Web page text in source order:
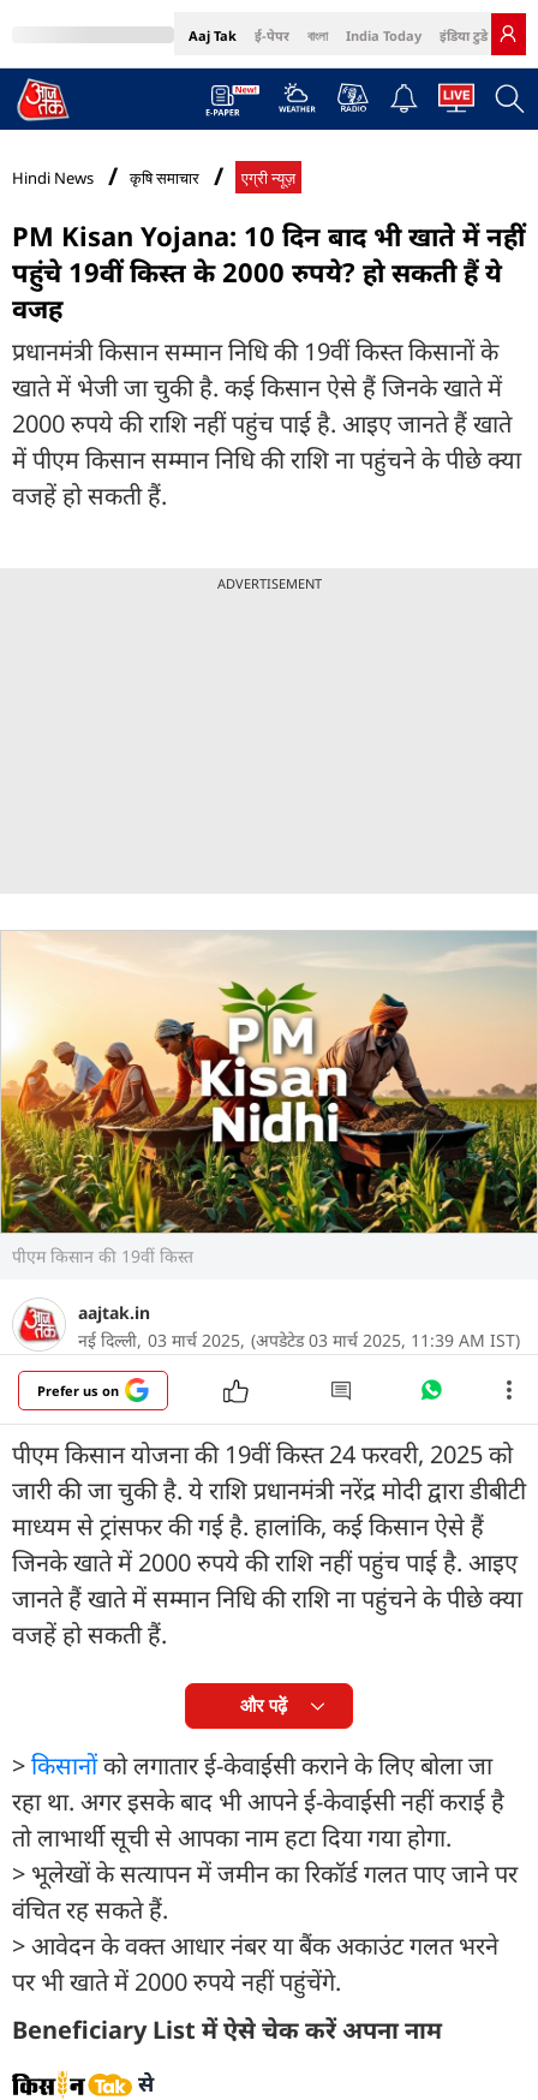
Aaj Tak ई-पेपर বাংলা India Today इंडिया टुडे हिंदी
Northeast
Hindi News कृषि समाचार एग्री न्यूज़
PM Kisan Yojana: 10 दिन बाद भी खाते में नहीं
पहुंचे 19वीं किस्त के 2000 रुपये? हो सकती हैं ये
वजह
प्रधानमंत्री किसान सम्मान निधि की 19वीं किस्त किसानों के
खाते में भेजी जा चुकी है. कई किसान ऐसे हैं जिनके खाते में
2000 रुपये की राशि नहीं पहुंच पाई है. आइए जानते हैं खाते
में पीएम किसान सम्मान निधि की राशि ना पहुंचने के पीछे क्या
वजहें हो सकती हैं.
ADVERTISEMENT
पीएम किसान की 19वीं किस्त
aajtak.in
नई दिल्ली, 03 मार्च 2025, (अपडेटेड 03 मार्च 2025, 11:39 AM IST)
Prefer us on
पीएम किसान योजना की 19वीं किस्त 24 फरवरी, 2025 को
जारी की जा चुकी है. ये राशि प्रधानमंत्री नरेंद्र मोदी द्वारा डीबीटी
माध्यम से ट्रांसफर की गई है. हालांकि, कई किसान ऐसे हैं
जिनके खाते में 2000 रुपये की राशि नहीं पहुंच पाई है. आइए
जानते हैं खाते में सम्मान निधि की राशि ना पहुंचने के पीछे क्या
वजहें हो सकती हैं.
और पढ़ें
>किसानों को लगातार ई-केवाईसी कराने के लिए बोला जा
रहा था. अगर इसके बाद भी आपने ई-केवाईसी नहीं कराई है
तो लाभार्थी सूची से आपका नाम हटा दिया गया होगा.
> भूलेखों के सत्यापन में जमीन का रिकॉर्ड गलत पाए जाने पर
वंचित रह सकते हैं.
> आवेदन के वक्त आधार नंबर या बैंक अकाउंट गलत भरने
पर भी खाते में 2000 रुपये नहीं पहुंचेंगे.
Beneficiary List में ऐसे चेक करें अपना नाम
से